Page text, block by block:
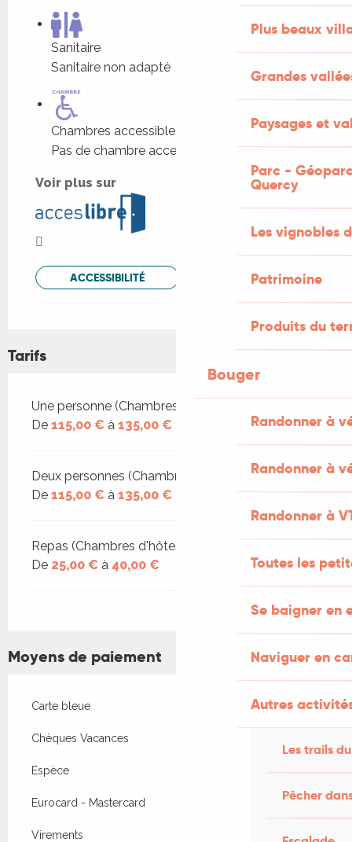
Plus beaux
Grandes
Paysages et
Parc -
Quercy
Les vignobles
Patrimoine
Produits du
Bouger
Randonner à
Randonner à
Randonner à
Toutes les
Se baigner en
Naviguer en
Autres
Les trails
Pêcher
Sanitaire
Sanitaire non adapté
Chambres accessibles
Pas de chambre accessible
Voir plus sur
ACCESSIBILITÉ
Tarifs
Tarifs 2026
Une personne (Chambres d'hôtes)
De 115,00 € à 135,00 €
Deux personnes (Chambres d'hôtes)
De 115,00 € à 135,00 €
Repas (Chambres d'hôtes)
De 25,00 € à 40,00 €
Moyens de paiement
Carte bleue
Chèques Vacances
Espèce
Eurocard - Mastercard
Virements